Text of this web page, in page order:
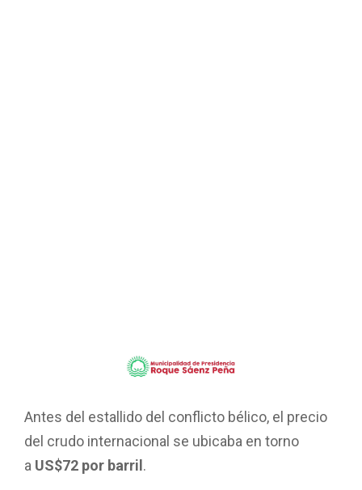
Antes del estallido del conflicto bélico, el precio
del crudo internacional se ubicaba en torno
a US$72 por barril .